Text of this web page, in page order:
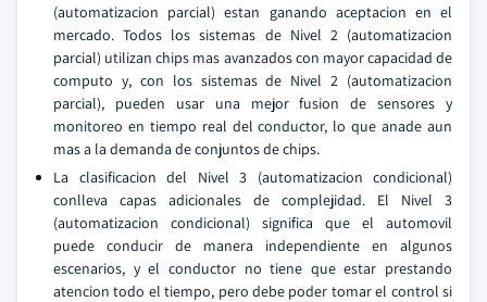
(automatizacion parcial) estan ganando aceptacion en el
mercado. Todos los sistemas de Nivel 2 (automatizacion
parcial) utilizan chips mas avanzados con mayor capacidad de
computo y, con los sistemas de Nivel 2 (automatizacion
parcial), pueden usar una mejor fusion de sensores y
monitoreo en tiempo real del conductor, lo que anade aun
mas a la demanda de conjuntos de chips.
La clasificacion del Nivel 3 (automatizacion condicional)
conlleva capas adicionales de complejidad. El Nivel 3
(automatizacion condicional) significa que el automovil
puede conducir de manera independiente en algunos
escenarios, y el conductor no tiene que estar prestando
atencion todo el tiempo, pero debe poder tomar el control si